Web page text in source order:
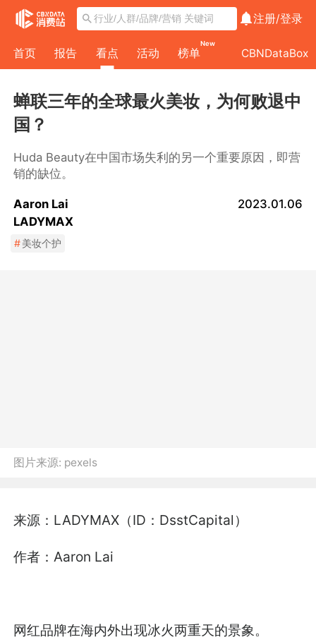
注册/登录
首页 报告 看点 活动 榜单
New
CBNDataBox
蝉联三年的全球最火美妆，为何败退中
国？
Huda Beauty在中国市场失利的另一个重要原因，即营
销的缺位。
Aaron Lai
LADYMAX
2023.01.06
#美妆个护
图片来源: pexels
来源： LADYMAX （ID：DsstCapital）
作者：Aaron Lai
网红品牌在海内外出现冰火两重天的景象。